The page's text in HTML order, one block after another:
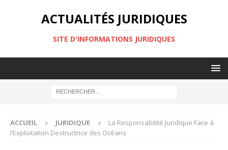
ACTUALITÉS JURIDIQUES
SITE D'INFORMATIONS JURIDIQUES
ACCUEIL JURIDIQUE
La Responsabilité Juridique Face à
l’Exploitation Destructrice des Océans